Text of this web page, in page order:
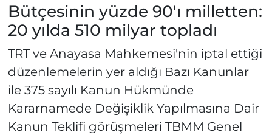
Bütçesinin yüzde 90'ı milletten:
20 yılda 510 milyar topladı
TRT ve Anayasa Mahkemesi'nin iptal ettiği
düzenlemelerin yer aldığı Bazı Kanunlar
ile 375 sayılı Kanun Hükmünde
Kararnamede Değişiklik Yapılmasına Dair
Kanun Teklifi görüşmeleri TBMM Genel